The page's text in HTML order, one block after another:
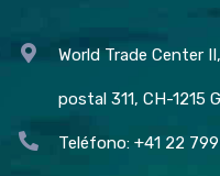
World Trade Center
postal 311, CH-1215
Teléfono: +41 22